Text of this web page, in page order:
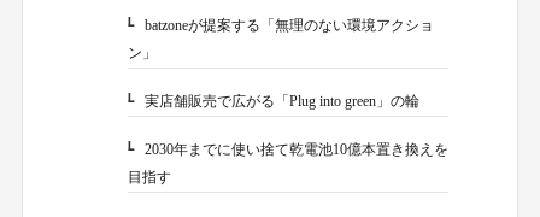
1-1.batzoneが提案する「無理のない環境アクショ
ン」
1-2.実店舗販売で広がる「Plug into green」の輪
1-3.2030年までに使い捨て乾電池10億本置き換えを
目指す